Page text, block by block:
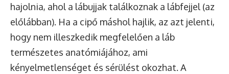
hajolnia, ahol a lábujjak találkoznak a lábfejjel (az
előlábban). Ha a cipő máshol hajlik, az azt jelenti,
hogy nem illeszkedik megfelelően a láb
természetes anatómiájához, ami
kényelmetlenséget és sérülést okozhat. A